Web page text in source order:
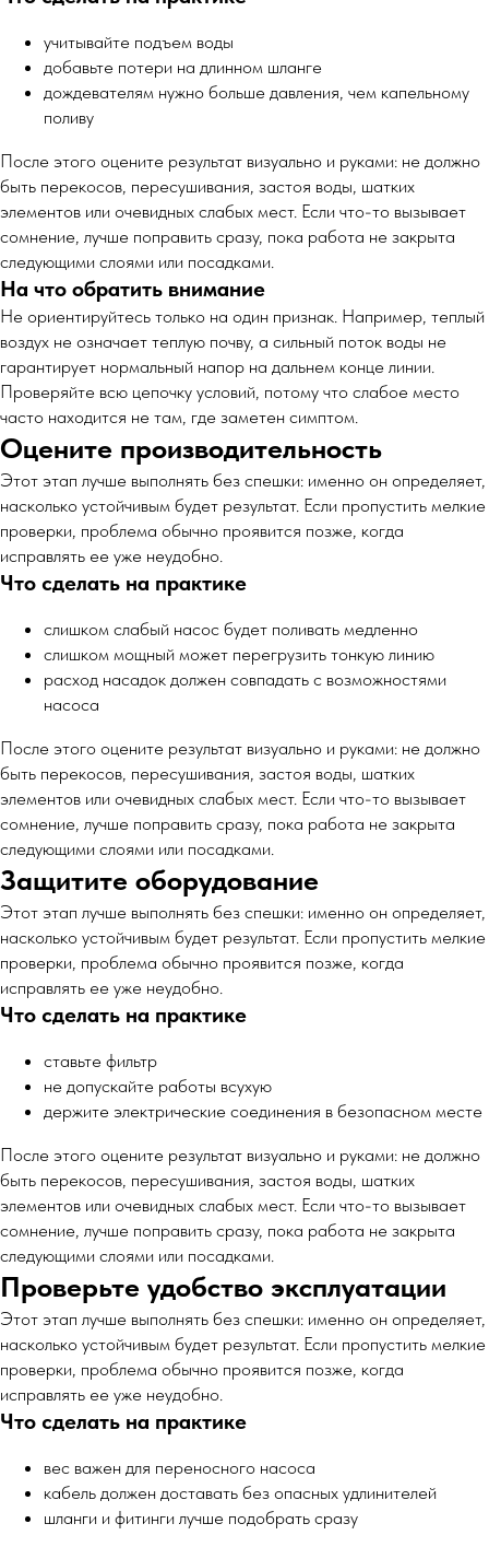
учитывайте подъем воды
добавьте потери на длинном шланге
дождевателям нужно больше давления, чем капельному
поливу
После этого оцените результат визуально и руками: не должно
быть перекосов, пересушивания, застоя воды, шатких
элементов или очевидных слабых мест. Если что-то вызывает
сомнение, лучше поправить сразу, пока работа не закрыта
следующими слоями или посадками.
На что обратить внимание
Не ориентируйтесь только на один признак. Например, теплый
воздух не означает теплую почву, а сильный поток воды не
гарантирует нормальный напор на дальнем конце линии.
Проверяйте всю цепочку условий, потому что слабое место
часто находится не там, где заметен симптом.
Оцените производительность
Этот этап лучше выполнять без спешки: именно он определяет,
насколько устойчивым будет результат. Если пропустить мелкие
проверки, проблема обычно проявится позже, когда
исправлять ее уже неудобно.
Что сделать на практике
слишком слабый насос будет поливать медленно
слишком мощный может перегрузить тонкую линию
расход насадок должен совпадать с возможностями
насоса
После этого оцените результат визуально и руками: не должно
быть перекосов, пересушивания, застоя воды, шатких
элементов или очевидных слабых мест. Если что-то вызывает
сомнение, лучше поправить сразу, пока работа не закрыта
следующими слоями или посадками.
Защитите оборудование
Этот этап лучше выполнять без спешки: именно он определяет,
насколько устойчивым будет результат. Если пропустить мелкие
проверки, проблема обычно проявится позже, когда
исправлять ее уже неудобно.
Что сделать на практике
ставьте фильтр
не допускайте работы всухую
держите электрические соединения в безопасном месте
После этого оцените результат визуально и руками: не должно
быть перекосов, пересушивания, застоя воды, шатких
элементов или очевидных слабых мест. Если что-то вызывает
сомнение, лучше поправить сразу, пока работа не закрыта
следующими слоями или посадками.
Проверьте удобство эксплуатации
Этот этап лучше выполнять без спешки: именно он определяет,
насколько устойчивым будет результат. Если пропустить мелкие
проверки, проблема обычно проявится позже, когда
исправлять ее уже неудобно.
Что сделать на практике
вес важен для переносного насоса
кабель должен доставать без опасных удлинителей
шланги и фитинги лучше подобрать сразу